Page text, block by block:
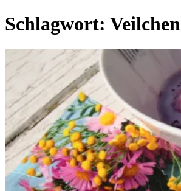
Schlagwort: Veilchen